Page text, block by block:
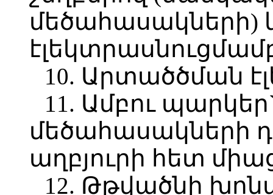
մեծահասակների) և
10. Արտածծման
11. Ամբու
մեծահասակների
աղբյուրի հետ
12. Թթվածնի